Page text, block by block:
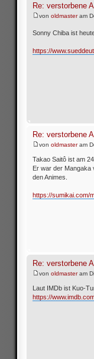
Re: verstorbene
von oldmasteram
Sonny Chiba ist
https://
Re: verstorbene
von oldmasteram
Takao Saitô ist am
Er war der Mangaka
den Animes.
https://sumikai.com/
Re: verstorbene
von oldmasteram
Laut IMDb ist Kuo-
https://